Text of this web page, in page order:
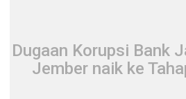
Dugaan Korupsi Bank
Jember naik ke